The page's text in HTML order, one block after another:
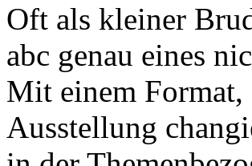
Oft als kleiner
abc genau eines
Mit einem Format,
Ausstellung